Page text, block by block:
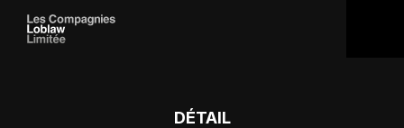
DÉTAIL